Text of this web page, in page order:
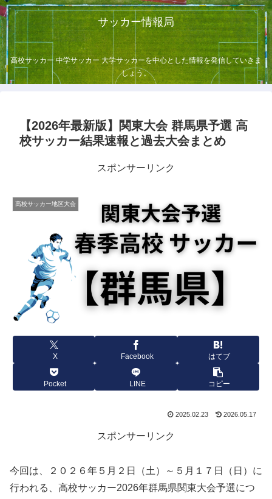
サッカー情報局
高校サッカー 中学サッカー 大学サッカーを中心とした情報を発信していきま
しょう。
【2026年最新版】関東大会 群馬県予選 高
校サッカー結果速報と過去大会まとめ
スポンサーリンク
高校サッカー地区大会
X Facebook はてブ
Pocket LINE コピー
2025.02.23 2026.05.17
スポンサーリンク
今回は、２０２６年５月２日（土）～５月１７日（日）に
行われる、高校サッカー2026年群馬県関東大会予選につ